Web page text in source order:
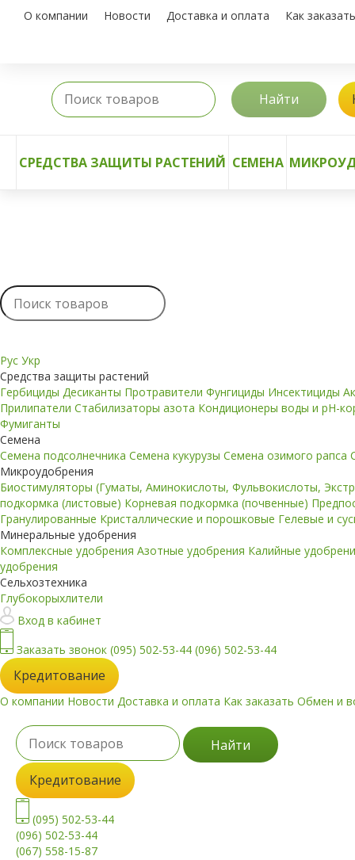
О компании Новости Доставка и оплата Как заказать
Найти
СРЕДСТВА ЗАЩИТЫ РАСТЕНИЙ СЕМЕНА
Рус Укр
Средства защиты растений
Гербициды Десиканты Протравители Фунгициды Инсектициды
Прилипатели Стабилизаторы азота Кондиционеры воды и pH-
Фумиганты
Семена
Семена подсолнечника Семена кукурузы Семена озимого рапса
Микроудобрения
Биостимуляторы (Гуматы, Аминокислоты, Фульвокислоты,
подкормка (листовые) Корневая подкормка (почвенные)
Гранулированные Кристаллические и порошковые Гелевые и
Минеральные удобрения
Комплексные удобрения Азотные удобрения Калийные
удобрения
Сельхозтехника
Глубокорыхлители
Вход в кабинет
Заказать звонок (095) 502-53-44 (096) 502-53-44
Кредитование
О компании Новости Доставка и оплата Как заказать Обмен и
Найти
Кредитование
(095) 502-53-44
(096) 502-53-44
(067) 558-15-87